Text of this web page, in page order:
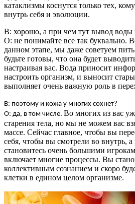
катаклизмы коснутся только тех,
внутрь себя и эволюции.
В: хорошо, а при чем тут вывод воды
О: не понимайте все так буквально.
данном этапе, мы даже советуем
будьте готовы, что она будет
настраивая вас. Вода приносит
настроить организм, и выносит
выполняет очень важную роль в
В: поэтому и кожа у многих сохнет?
О: да, в том числе. Во многих из вас
старения тела, но мы не можем вас
массе. Сейчас главное, чтобы вы
себя, чтобы вы смотрели во внутрь,
становитесь очень большими
включает многие процессы. Вы
коллективным сознанием и скоро
клетки в едином целом организме.